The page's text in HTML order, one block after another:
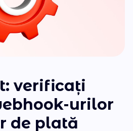
verificați
urilor
de plată